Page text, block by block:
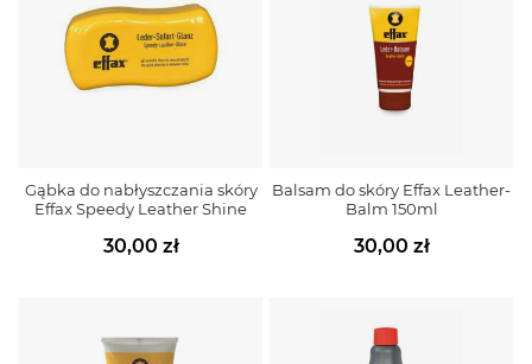
Gąbka do nabłyszczania skóry
Effax Speedy Leather Shine
30,00 zł
Balsam do skóry Effax Leather-
Balm 150ml
30,00 zł